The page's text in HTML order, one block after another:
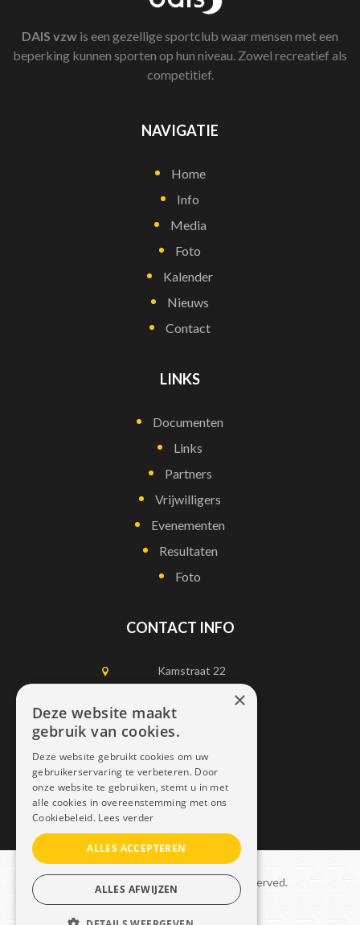
DAIS vzw is een gezellige sportclub waar mensen met een
beperking kunnen sporten op hun niveau. Zowel recreatief als
competitief.
NAVIGATIE
Home
Info
Media
Foto
Kalender
Nieuws
Contact
LINKS
Documenten
Links
Partners
Vrijwilligers
Evenementen
Resultaten
Foto
CONTACT INFO
Kamstraat 22
1750 Lennik
0497452898
info@dais.be
Copyright © 2021 Dais. All rights reserved.
Sitemap–GDPR
×
Deze website maakt
gebruik van cookies.
Deze website gebruikt cookies om uw
gebruikerservaring te verbeteren. Door
onze website te gebruiken, stemt u in met
alle cookies in overeenstemming met ons
Cookiebeleid. Lees verder
ALLES ACCEPTEREN
ALLES AFWIJZEN